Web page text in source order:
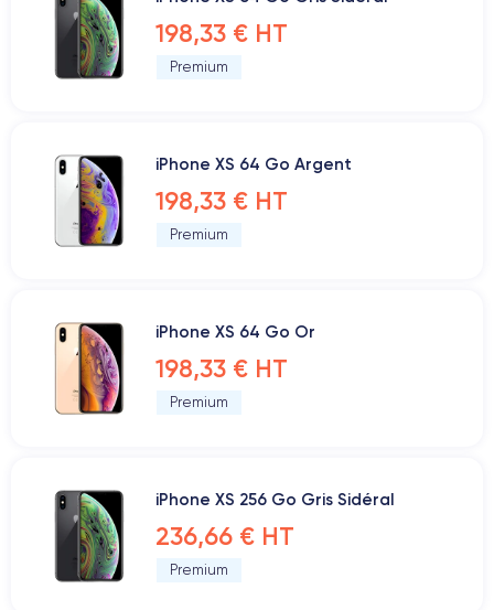
198,33 € HT
Premium
iPhone XS 64 Go Argent
198,33 € HT
Premium
iPhone XS 64 Go Or
198,33 € HT
Premium
iPhone XS 256 Go Gris Sidéral
236,66 € HT
Premium